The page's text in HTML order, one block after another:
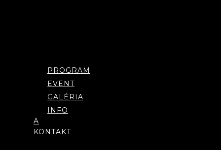
PROGRAM
EVENT
GALÉRIA
INFO
A
KONTAKT